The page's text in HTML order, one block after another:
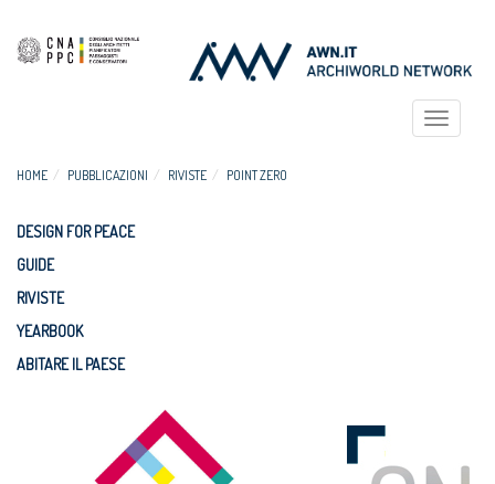
Toggle
HOME PUBBLICAZIONI RIVISTE POINT ZERO
DESIGN FOR PEACE
GUIDE
RIVISTE
YEARBOOK
ABITARE IL PAESE